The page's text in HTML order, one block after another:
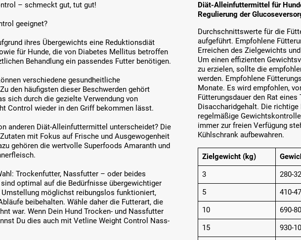
– schmeckt gut, tut gut!
geeignet?
ihres Übergewichts eine Reduktionsdiät
für Hunde, die von Diabetes Mellitus betroffen
Behandlung ein passendes Futter benötigen.
verschiedene gesundheitliche
den häufigsten dieser Beschwerden gehört
sich durch die gezielte Verwendung von
Control wieder in den Griff bekommen lässt.
anderen Diät-Alleinfuttermittel unterscheidet? Die
mit Fokus auf Frische und Ausgewogenheit
gehören die wertvolle Superfoods Amaranth und
Trockenfutter, Nassfutter – oder beides
optimal auf die Bedürfnisse übergewichtiger
möglichst reibungslos funktioniert,
beibehalten. Wähle daher die Futterart, die
war. Wenn Dein Hund Trocken- und Nassfutter
Du dies auch mit Vetline Weight Control Nass-
Diät-Alleinfuttermittel für
Regulierung der
Durchschnittswerte für die
aufgeführt. Empfohlene
Erreichen des Zielgewichts
Um einen effizienten
zu erzielen, sollte die
werden. Empfohlene
Monate. Es wird empfohlen,
Fütterungsdauer den Rat
Disaccharidgehalt. Die
regelmäßige
immer zur freien Verfügung
Kühlschrank aufbewahren.
Zielgewicht (kg)
3
280-
5
410-
10
690-
15
930-